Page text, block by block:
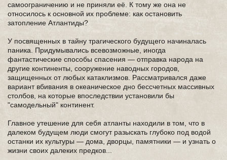
самоограничению и не приняли её. К тому же она не
относилось к основной их проблеме: как остановить
затопление Атлантиды?
У посвященных в тайну трагического будущего начиналась
паника. Придумывались всевозможные, иногда
фантастические способы спасения — отправка народа на
другие континенты, сооружение наводных городов,
защищенных от любых катаклизмов. Рассматривался даже
вариант вбивания в океаническое дно бессчетных массивных
столбов, на которые впоследствии установили бы
"самодельный" континент.
Главное утешение для себя атланты находили в том, что в
далеком будущем люди смогут разыскать глубоко под водой
останки их культуры — дома, дворцы, памятники — и узнать о
жизни своих далеких предков...